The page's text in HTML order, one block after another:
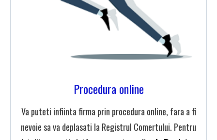
Procedura online
Va puteti infiinta firma prin procedura online, fara a fi
nevoie sa va deplasati la Registrul Comertului. Pentru